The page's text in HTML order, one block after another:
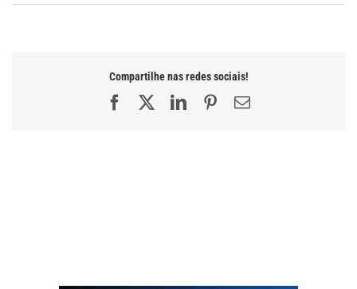
Compartilhe nas redes sociais!
FacebookLinkedInPinterest
E-